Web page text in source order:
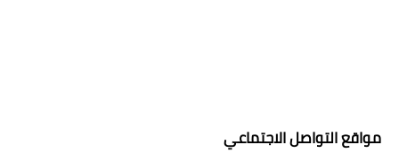
مواقع التواصل الاجتماعي